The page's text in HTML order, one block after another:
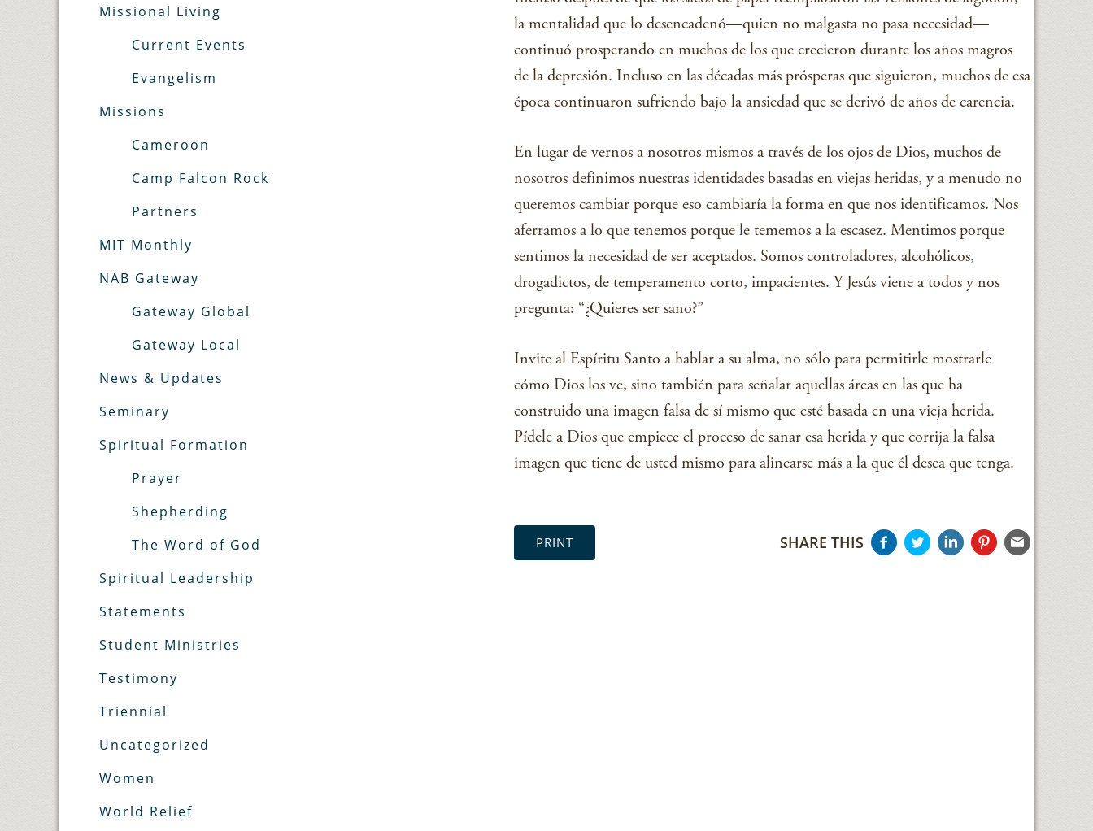
la mentalidad que lo desencadenó—quien no malgasta no pasa necesidad—
continuó prosperando en muchos de los que crecieron durante los años magros
de la depresión. Incluso en las décadas más prósperas que siguieron, muchos de esa
época continuaron sufriendo bajo la ansiedad que se derivó de años de carencia.
En lugar de vernos a nosotros mismos a través de los ojos de Dios, muchos de
nosotros definimos nuestras identidades basadas en viejas heridas, y a menudo no
queremos cambiar porque eso cambiaría la forma en que nos identificamos. Nos
aferramos a lo que tenemos porque le tememos a la escasez. Mentimos porque
sentimos la necesidad de ser aceptados. Somos controladores, alcohólicos,
drogadictos, de temperamento corto, impacientes. Y Jesús viene a todos y nos
pregunta: “¿Quieres ser sano?”
Invite al Espíritu Santo a hablar a su alma, no sólo para permitirle mostrarle
cómo Dios los ve, sino también para señalar aquellas áreas en las que ha
construido una imagen falsa de sí mismo que esté basada en una vieja herida.
Pídele a Dios que empiece el proceso de sanar esa herida y que corrija la falsa
imagen que tiene de usted mismo para alinearse más a la que él desea que tenga.
PRINT SHARE THIS
Missional Living
Current Events
Evangelism
Missions
Cameroon
Camp Falcon Rock
Partners
MIT Monthly
NAB Gateway
Gateway Global
Gateway Local
News & Updates
Seminary
Spiritual Formation
Prayer
Shepherding
The Word of God
Spiritual Leadership
Statements
Student Ministries
Testimony
Triennial
Uncategorized
Women
World Relief